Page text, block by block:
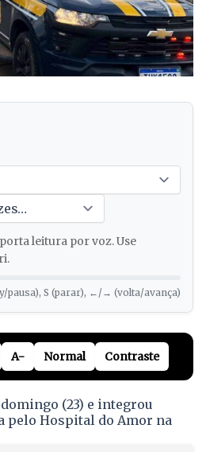
leitura por voz. Use
pausa), S (parar), ←/→ (volta/avança)
A- Normal Contraste
(23) e integrou
pelo Hospital do Amor na